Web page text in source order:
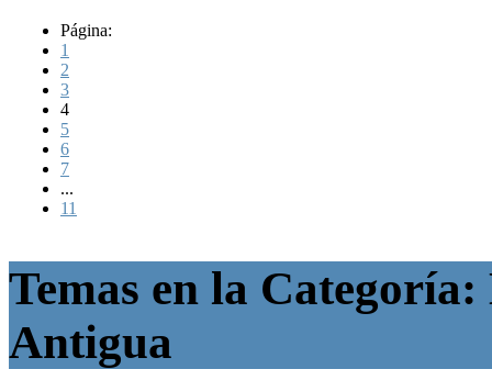
Página:
1
2
3
4
5
6
7
...
11
Temas en la
Antigua